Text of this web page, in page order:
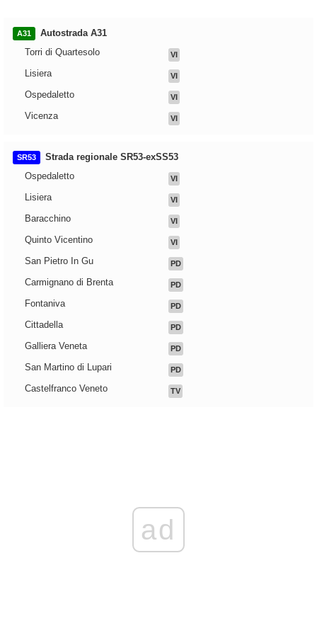
A31
Autostrada A31
Torri di Quartesolo
VI
Lisiera VI
Ospedaletto VI
Vicenza VI
SR53
Strada regionale SR53-exSS53
Ospedaletto
VI
Lisiera VI
Baracchino VI
Quinto Vicentino VI
San Pietro In Gu PD
Carmignano di Brenta PD
Fontaniva PD
Cittadella PD
Galliera Veneta PD
San Martino di Lupari PD
Castelfranco Veneto TV
ad